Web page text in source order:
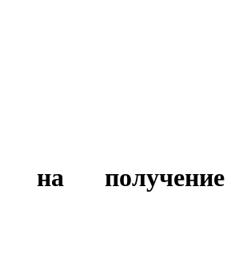
на получение